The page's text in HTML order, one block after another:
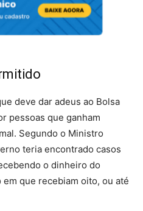
deve dar adeus ao Bolsa
pessoas que ganham
Segundo o Ministro
teria encontrado casos
o dinheiro do
que recebiam oito, ou até